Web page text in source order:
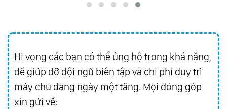
Hi vọng các bạn có thể ủng hộ trong khả năng,
để giúp đỡ đội ngũ biên tập và chi phí duy trì
máy chủ đang ngày một tăng. Mọi đóng góp
xin gửi về: